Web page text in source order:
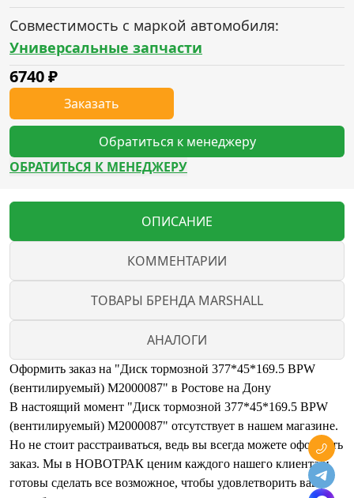
Совместимость с маркой автомобиля:
Универсальные запчасти
6740₽
Заказать
Обратиться к менеджеру
ОБРАТИТЬСЯ К МЕНЕДЖЕРУ
ОПИСАНИЕ
КОММЕНТАРИИ
ТОВАРЫ БРЕНДА MARSHALL
АНАЛОГИ
Оформить заказ на "Диск тормозной 377*45*169.5 BPW
(вентилируемый) M2000087" в Ростове на Дону
В настоящий момент "Диск тормозной 377*45*169.5 BPW
(вентилируемый) M2000087" отсутствует в нашем магазине.
Но не стоит расстраиваться, ведь вы всегда можете оформить
заказ. Мы в НОВОТРАК ценим каждого нашего клиента и
готовы сделать все возможное, чтобы удовлетворить ваши